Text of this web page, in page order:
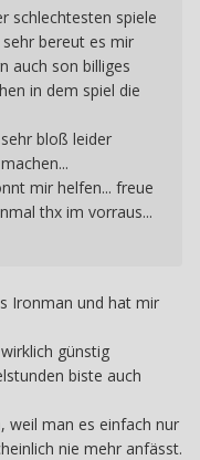
schlechtesten spiele
bereut es mir
auch son billiges
in dem spiel die
bloß leider
mir helfen... freue
thx im vorraus...
Ironman und hat mir
günstig
biste auch
weil man es einfach nur
nie mehr anfässt.